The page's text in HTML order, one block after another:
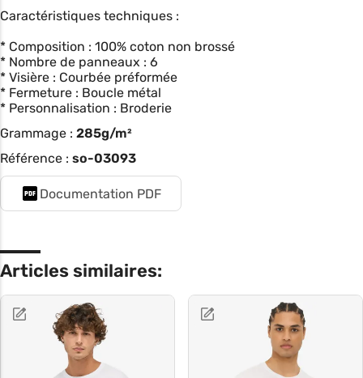
Caractéristiques techniques :
* Composition : 100% coton non brossé
* Nombre de panneaux : 6
* Visière : Courbée préformée
* Fermeture : Boucle métal
* Personnalisation : Broderie
Grammage : 285g/m²
Référence : so-03093
Documentation PDF
Articles similaires: